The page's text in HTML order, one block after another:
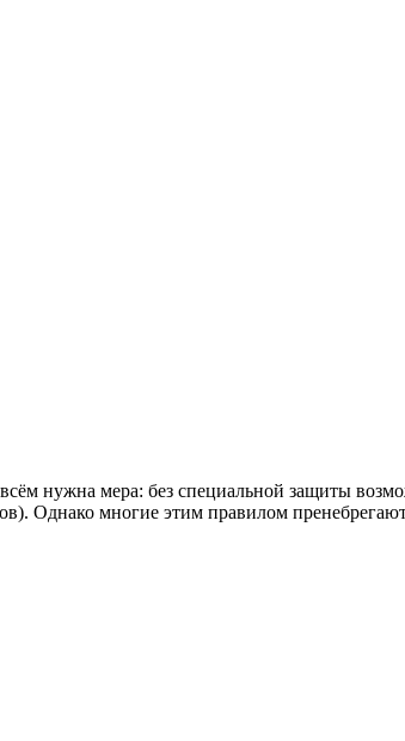
нужна мера: без специальной защиты
Однако многие этим правилом